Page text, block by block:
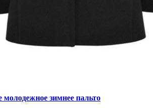
зимнее пальто